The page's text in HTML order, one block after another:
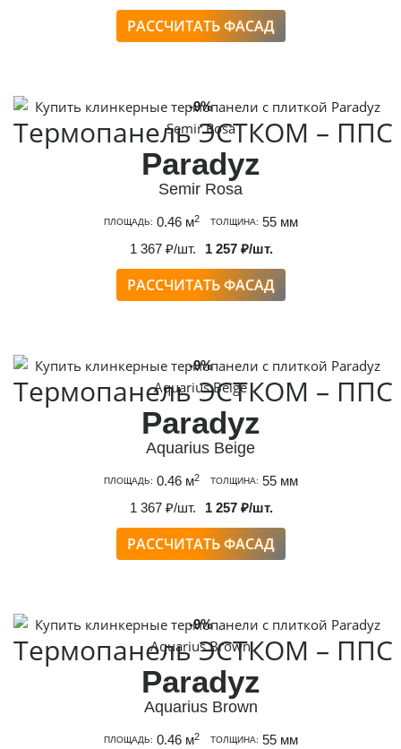
РАССЧИТАТЬ ФАСАД
-9%
Термопанель ЭСТКОМ – ППС
Paradyz
Semir Rosa
ПЛОЩАДЬ: 0.46 м2 ТОЛЩИНА: 55 мм
1 367 ₽/шт.
1 257 ₽/шт.
РАССЧИТАТЬ ФАСАД
-9%
Термопанель ЭСТКОМ – ППС
Paradyz
Aquarius Beige
ПЛОЩАДЬ: 0.46 м2 ТОЛЩИНА: 55 мм
1 367 ₽/шт.
1 257 ₽/шт.
РАССЧИТАТЬ ФАСАД
-9%
Термопанель ЭСТКОМ – ППС
Paradyz
Aquarius Brown
ПЛОЩАДЬ: 0.46 м2 ТОЛЩИНА: 55 мм